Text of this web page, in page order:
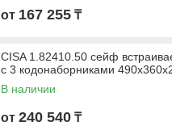
от 167 255 ₸
CISA 1.82410.50 сейф
с 3 кодонаборниками
В наличии
от 240 540 ₸